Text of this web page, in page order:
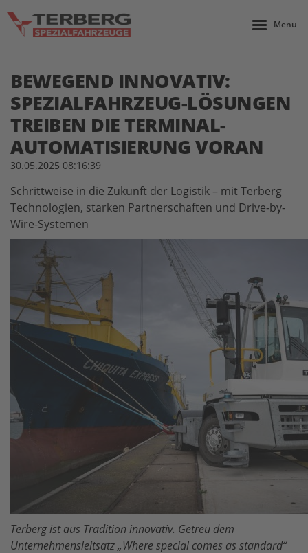
Menu
BEWEGEND INNOVATIV:
SPEZIALFAHRZEUG-LÖSUNGEN
TREIBEN DIE TERMINAL-
AUTOMATISIERUNG VORAN
30.05.2025 08:16:39
Schrittweise in die Zukunft der Logistik – mit Terberg
Technologien, starken Partnerschaften und Drive-by-
Wire-Systemen
Terberg ist aus Tradition innovativ. Getreu dem
Unternehmensleitsatz „Where special comes as standard“